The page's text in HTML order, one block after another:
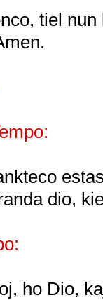
tiel
dio,
ho Dio,